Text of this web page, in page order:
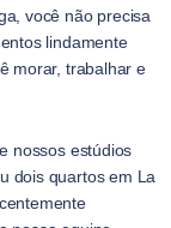
você não precisa
lindamente
morar, trabalhar e
nossos estúdios
dois quartos em La